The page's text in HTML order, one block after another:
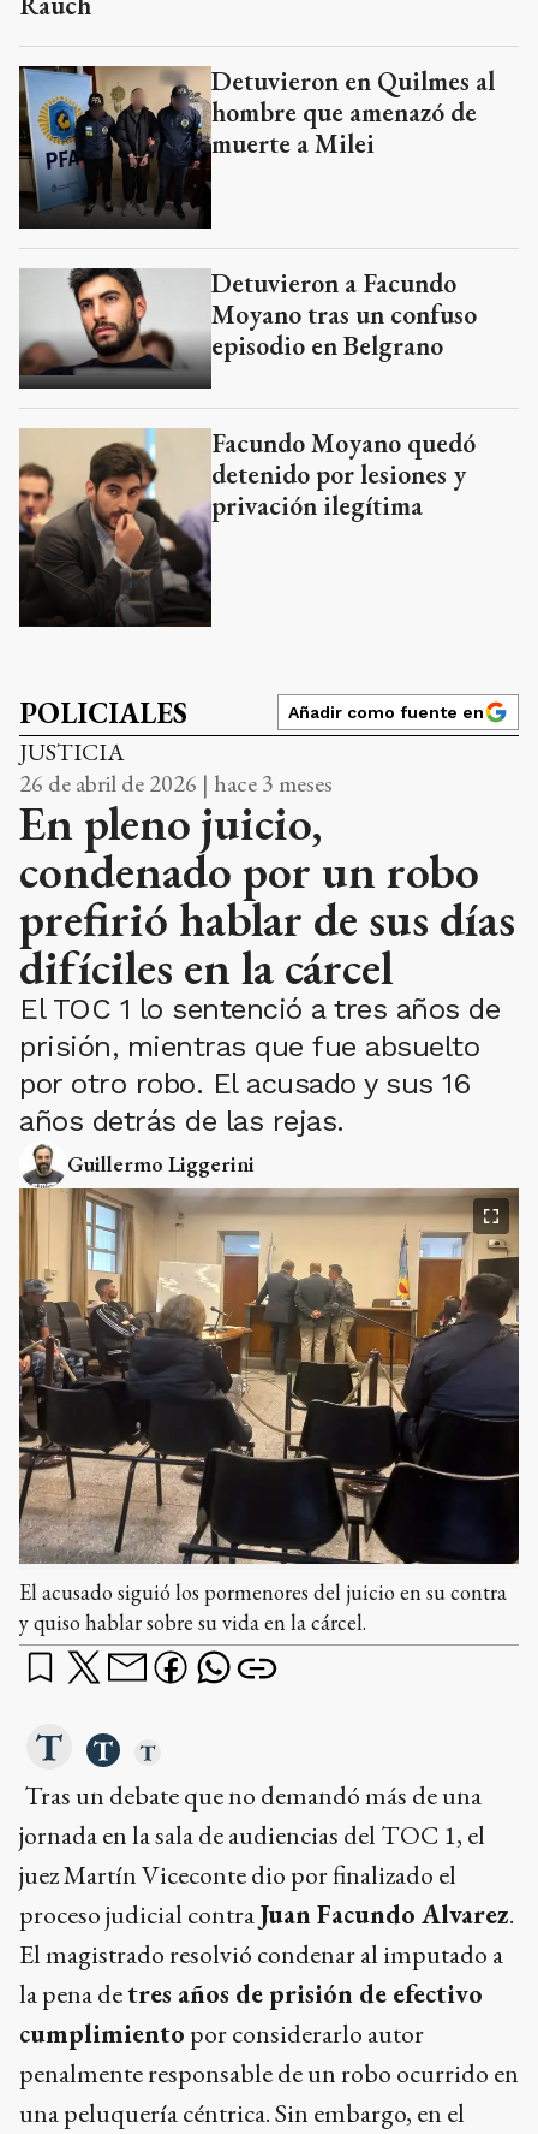
Detuvieron en Quilmes al
hombre que amenazó de
muerte a Milei
Detuvieron a Facundo
Moyano tras un confuso
episodio en Belgrano
Facundo Moyano quedó
detenido por lesiones y
privación ilegítima
POLICIALES Añadir como fuente en
JUSTICIA
26 de abril de 2026 | hace 3 meses
En pleno juicio,
condenado por un robo
prefirió hablar de sus días
difíciles en la cárcel
El TOC 1 lo sentenció a tres años de
prisión, mientras que fue absuelto
por otro robo. El acusado y sus 16
años detrás de las rejas.
Guillermo Liggerini
El acusado siguió los pormenores del juicio en su contra
y quiso hablar sobre su vida en la cárcel.
Tras un debate que no demandó más de una
jornada en la sala de audiencias del TOC 1, el
juez Martín Viceconte dio por finalizado el
proceso judicial contraJuan Facundo Alvarez.
El magistrado resolvió condenar al imputado a
la pena detres años de prisión de efectivo
cumplimiento por considerarlo autor
penalmente responsable de un robo ocurrido en
una peluquería céntrica. Sin embargo, en el